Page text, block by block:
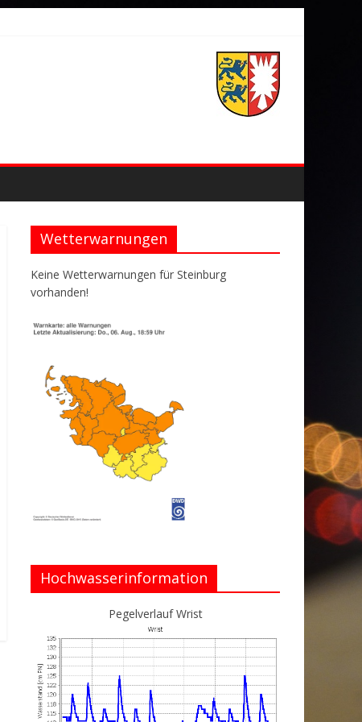
Wetterwarnungen
Keine Wetterwarnungen für Steinburg
vorhanden!
Hochwasserinformation
Pegelverlauf Wrist